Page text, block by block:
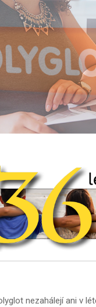
nezahálejí ani v